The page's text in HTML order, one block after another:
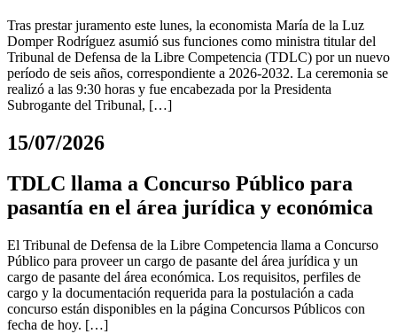
Tras prestar juramento este lunes, la economista María de la Luz
Domper Rodríguez asumió sus funciones como ministra titular del
Tribunal de Defensa de la Libre Competencia (TDLC) por un nuevo
período de seis años, correspondiente a 2026-2032. La ceremonia se
realizó a las 9:30 horas y fue encabezada por la Presidenta
Subrogante del Tribunal, […]
15/07/2026
TDLC llama a Concurso Público para
pasantía en el área jurídica y económica
El Tribunal de Defensa de la Libre Competencia llama a Concurso
Público para proveer un cargo de pasante del área jurídica y un
cargo de pasante del área económica. Los requisitos, perfiles de
cargo y la documentación requerida para la postulación a cada
concurso están disponibles en la página Concursos Públicos con
fecha de hoy. […]